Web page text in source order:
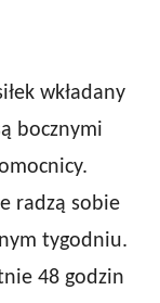
wkładany
bocznymi
radzą sobie
tygodniu.
48 godzin